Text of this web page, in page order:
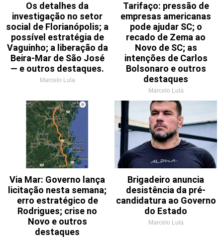
Os detalhes da
investigação no setor
social de Florianópolis; a
possível estratégia de
Vaguinho; a liberação da
Beira-Mar de São José
— e outros destaques.
Marcelo Lula
Tarifaço: pressão de
empresas americanas
pode ajudar SC; o
recado de Zema ao
Novo de SC; as
intenções de Carlos
Bolsonaro e outros
destaques
Marcelo Lula
Via Mar: Governo lança
licitação nesta semana;
erro estratégico de
Rodrigues; crise no
Novo e outros
destaques
Brigadeiro anuncia
desistência da pré-
candidatura ao Governo
do Estado
Marcelo Lula